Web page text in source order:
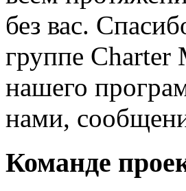
без вас.
группе Charter
нашего
нами,
Команде